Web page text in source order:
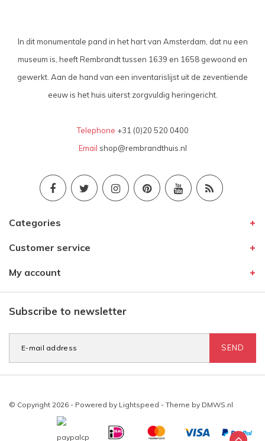
In dit monumentale pand in het hart van Amsterdam, dat nu een
museum is, heeft Rembrandt tussen 1639 en 1658 gewoond en
gewerkt. Aan de hand van een inventarislijst uit de zeventiende
eeuw is het huis uiterst zorgvuldig heringericht.
Telephone +31 (0)20 520 0400
Email shop@rembrandthuis.nl
Categories
Customer service
My account
Subscribe to newsletter
SEND
© Copyright 2026 - Powered by Lightspeed - Theme by DMWS.nl